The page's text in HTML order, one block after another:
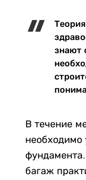
знают
В течение
необходимо
багаж